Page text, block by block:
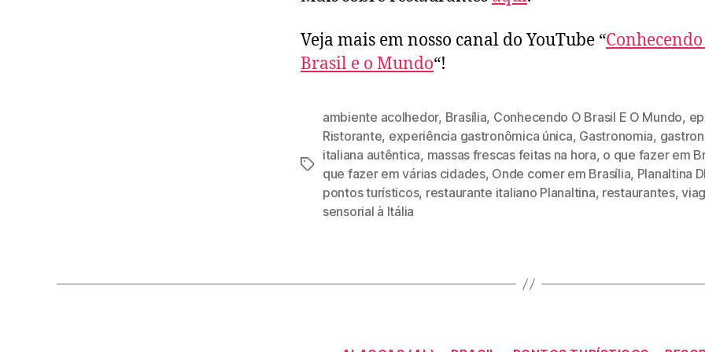
Veja mais em nosso canal do YouTube “
Brasil e o Mundo“!
Tags
ambiente acolhedor, Brasília, Conhecendo O Brasil E O Mundo,
Ristorante, experiência gastronômica única, Gastronomia,
italiana autêntica, massas frescas feitas na hora, o que fazer em
que fazer em várias cidades, Onde comer em Brasília, Planaltina
pontos turísticos, restaurante italiano Planaltina, restaurantes,
sensorial à Itália
Categorias